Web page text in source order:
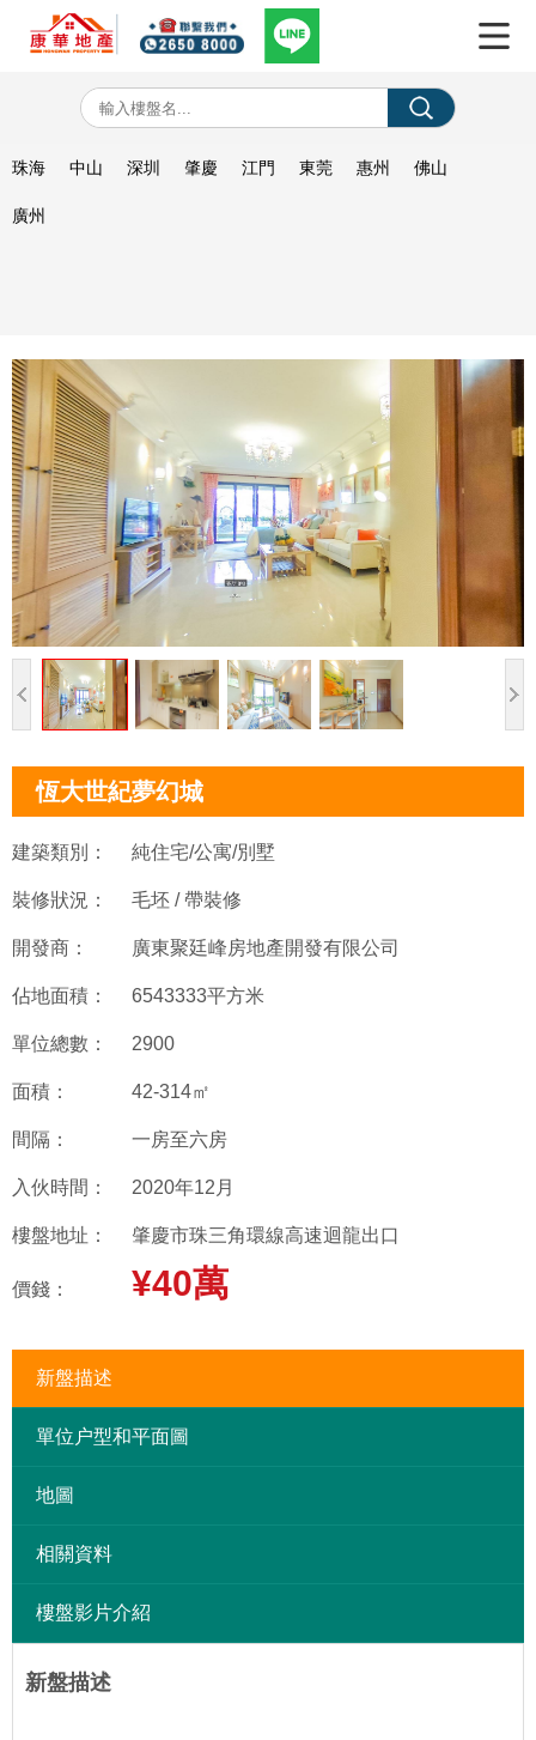
珠海 中山 深圳 肇慶 江門 東莞 惠州 佛山
廣州
恆大世紀夢幻城
建築類別： 純住宅/公寓/別墅
裝修狀況： 毛坯 / 帶裝修
開發商： 廣東聚廷峰房地產開發有限公司
佔地面積： 6543333平方米
單位總數： 2900
面積： 42-314㎡
間隔： 一房至六房
入伙時間： 2020年12月
樓盤地址： 肇慶市珠三角環線高速迴龍出口
價錢： ¥40萬
新盤描述
單位户型和平面圖
地圖
相關資料
樓盤影片介紹
新盤描述